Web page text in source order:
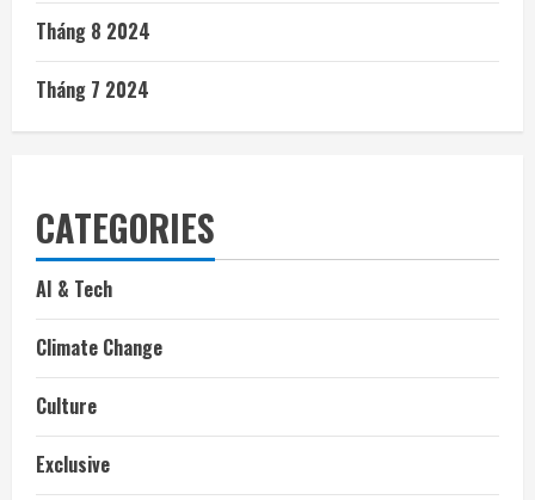
Tháng 8 2024
Tháng 7 2024
CATEGORIES
AI & Tech
Climate Change
Culture
Exclusive